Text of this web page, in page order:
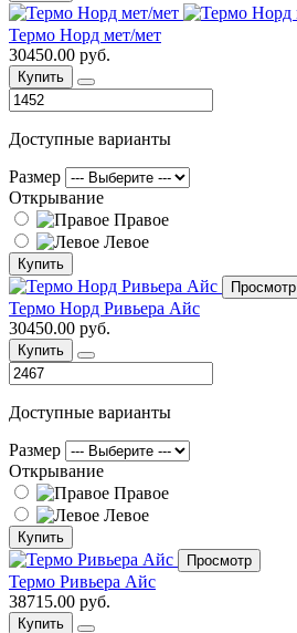
Термо Норд мет/мет
30450.00 руб.
Купить
Доступные варианты
Размер
Открывание
Правое
Левое
Купить
Просмотр
Термо Норд Ривьера Айс
30450.00 руб.
Купить
Доступные варианты
Размер
Открывание
Правое
Левое
Купить
Просмотр
Термо Ривьера Айс
38715.00 руб.
Купить